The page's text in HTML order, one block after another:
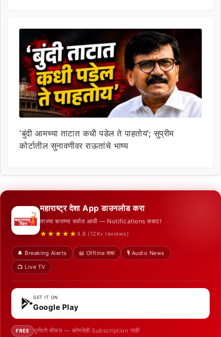
‘बुंदी आमच्या ताटात कधी पडेल ते पाहतोय’; सुप्रीम
कोर्टातील सुनावणीवर राऊतांचे भाष्य
महाराष्ट्र देशा App डाउनलोड करा
ताज्या बातम्या सर्वात आधी — Notifications सकट!
★★★★★ 4.8 (12K+ reviews)
🔔 Breaking Alerts 📖 Offline वाचा
🎙️ Audio News
📺 Live TV
GET IT ON
Google Play
FREE पूर्णपणे मोफत — कोणतेही Subscription नाही